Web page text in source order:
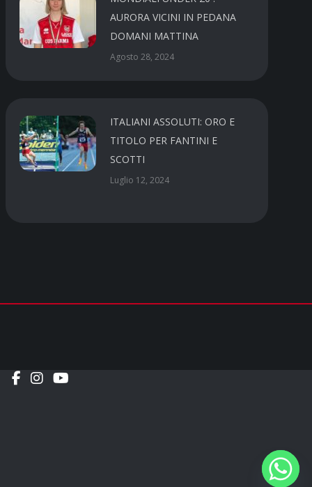
AURORA VICINI IN PEDANA
DOMANI MATTINA
Agosto 28, 2024
ITALIANI ASSOLUTI: ORO E
TITOLO PER FANTINI E
SCOTTI
Luglio 12, 2024